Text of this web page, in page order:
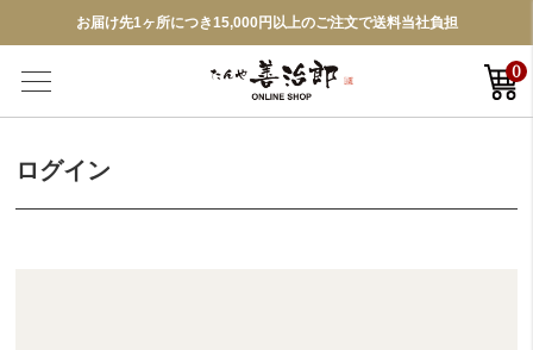
お届け先1ヶ所につき15,000円以上のご注文で送料当社負担
0
ログイン